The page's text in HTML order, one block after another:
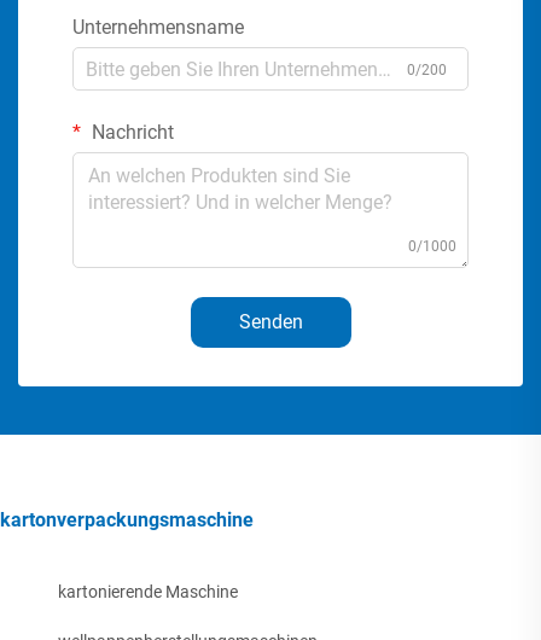
Unternehmensname
0/200
Nachricht
0/1000
Senden
kartonverpackungsmaschine
kartonierende Maschine